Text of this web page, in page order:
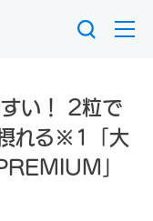
い！ 2粒で
れる※1「大
」